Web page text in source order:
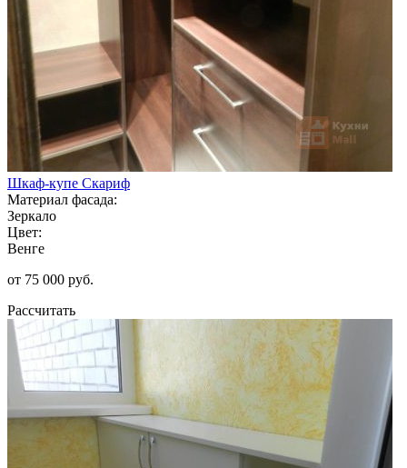
Шкаф-купе Скариф
Материал фасада:
Зеркало
Цвет:
Венге
от 75 000 руб.
Рассчитать